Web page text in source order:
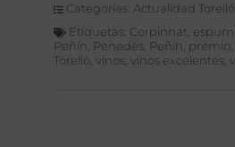
Categorías: Actualidad Torelló
Etiquetas: Corpinnat
Peñín
Penedès Peñín premio
Torelló vinos vinos excelentes